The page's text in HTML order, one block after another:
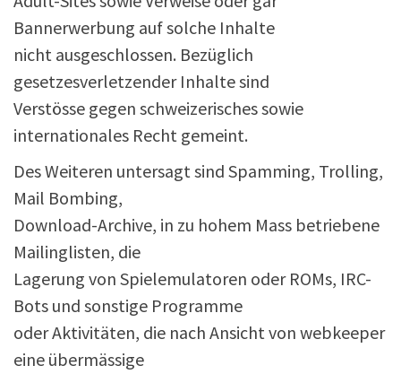
Bannerwerbung auf solche Inhalte
nicht ausgeschlossen. Bezüglich
gesetzesverletzender Inhalte sind
Verstösse gegen schweizerisches sowie
internationales Recht gemeint.
Des Weiteren untersagt sind Spamming, Trolling,
Mail Bombing,
Download-Archive, in zu hohem Mass betriebene
Mailinglisten, die
Lagerung von Spielemulatoren oder ROMs, IRC-
Bots und sonstige Programme
oder Aktivitäten, die nach Ansicht von webkeeper
eine übermässige